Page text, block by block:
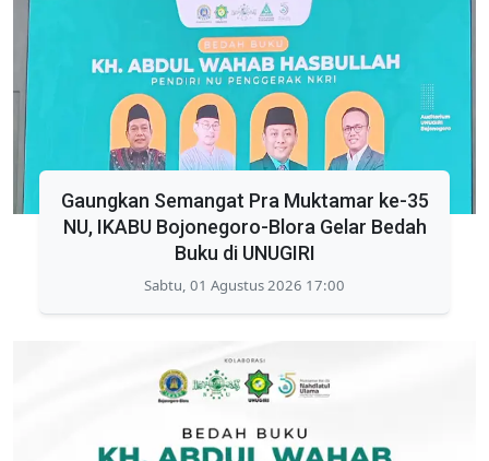
Gaungkan Semangat Pra Muktamar ke-35
NU, IKABU Bojonegoro-Blora Gelar Bedah
Buku di UNUGIRI
Sabtu, 01 Agustus 2026 17:00